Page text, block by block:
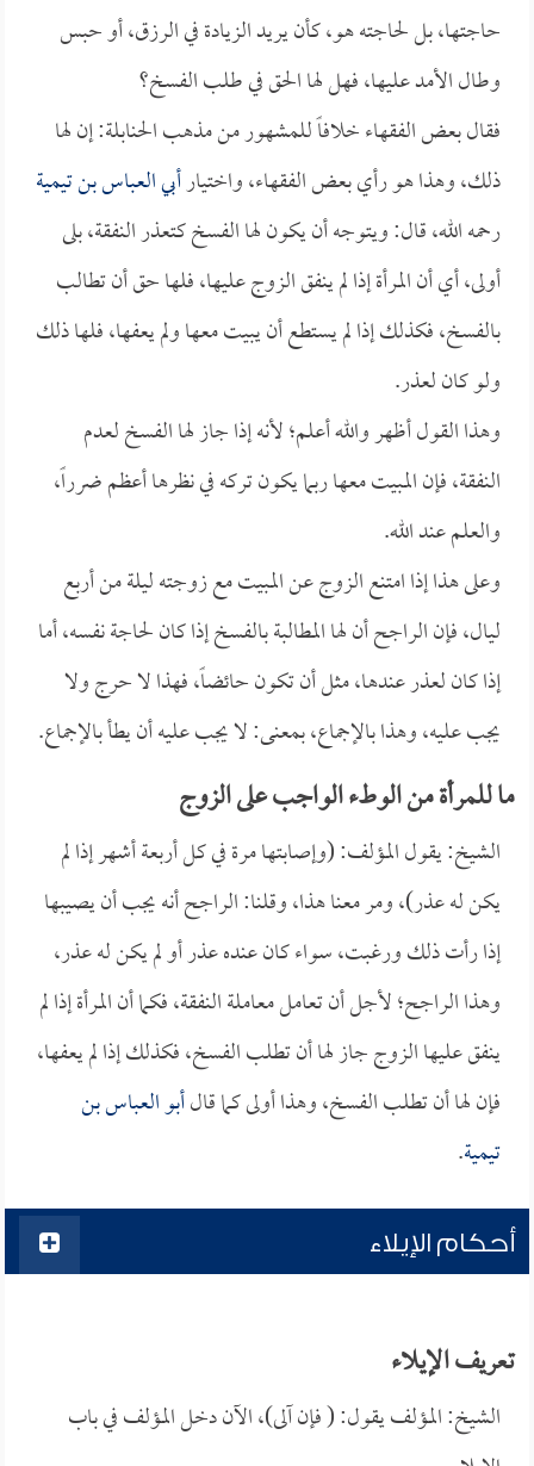
حاجتها، بل لحاجته هو، كأن يريد الزيادة في الرزق، أو حبس
وطال الأمد عليها، فهل لها الحق في طلب الفسخ؟
فقال بعض الفقهاء خلافاً للمشهور من مذهب الحنابلة: إن لها
ذلك، وهذا هو رأي بعض الفقهاء، واختيارأبي العباس بن تيمية
رحمه الله، قال: ويتوجه أن يكون لها الفسخ كتعذر النفقة، بلى
أولى، أي أن المرأة إذا لم ينفق الزوج عليها، فلها حق أن تطالب
بالفسخ، فكذلك إذا لم يستطع أن يبيت معها ولم يعفها، فلها ذلك
ولو كان لعذر.
وهذا القول أظهر والله أعلم؛ لأنه إذا جاز لها الفسخ لعدم
النفقة، فإن المبيت معها ربما يكون تركه في نظرها أعظم ضرراً،
والعلم عند الله.
وعلى هذا إذا امتنع الزوج عن المبيت مع زوجته ليلة من أربع
ليال، فإن الراجح أن لها المطالبة بالفسخ إذا كان لحاجة نفسه، أما
إذا كان لعذر عندها، مثل أن تكون حائضاً، فهذا لا حرج ولا
يجب عليه، وهذا بالإجماع، بمعنى: لا يجب عليه أن يطأ بالإجماع.
ما للمرأة من الوطء الواجب على الزوج
الشيخ: يقول المؤلف: (وإصابتها مرة في كل أربعة أشهر إذا لم
يكن له عذر)، ومر معنا هذا، وقلنا: الراجح أنه يجب أن يصيبها
إذا رأت ذلك ورغبت، سواء كان عنده عذر أو لم يكن له عذر،
وهذا الراجح؛ لأجل أن تعامل معاملة النفقة، فكما أن المرأة إذا لم
ينفق عليها الزوج جاز لها أن تطلب الفسخ، فكذلك إذا لم يعفها،
فإن لها أن تطلب الفسخ، وهذا أولى كما قالأبو العباس بن
تيمية.
أحكام الإيلاء
تعريف الإيلاء
الشيخ: المؤلف يقول: ( فإن آلى)، الآن دخل المؤلف في باب